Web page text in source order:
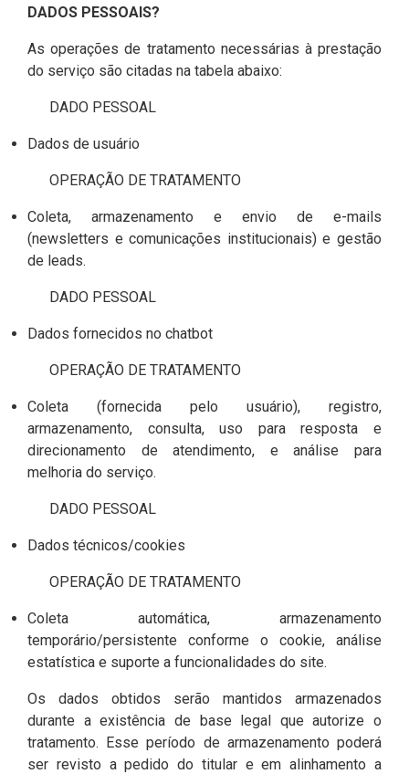
DADOS PESSOAIS?
As operações de tratamento necessárias à prestação
do serviço são citadas na tabela abaixo:
DADO PESSOAL
Dados de usuário
OPERAÇÃO DE TRATAMENTO
Coleta, armazenamento e envio de e-mails
(newsletters e comunicações institucionais) e gestão
de leads.
DADO PESSOAL
Dados fornecidos no chatbot
OPERAÇÃO DE TRATAMENTO
Coleta (fornecida pelo usuário), registro,
armazenamento, consulta, uso para resposta e
direcionamento de atendimento, e análise para
melhoria do serviço.
DADO PESSOAL
Dados técnicos/cookies
OPERAÇÃO DE TRATAMENTO
Coleta automática, armazenamento
temporário/persistente conforme o cookie, análise
estatística e suporte a funcionalidades do site.
Os dados obtidos serão mantidos armazenados
durante a existência de base legal que autorize o
tratamento. Esse período de armazenamento poderá
ser revisto a pedido do titular e em alinhamento a